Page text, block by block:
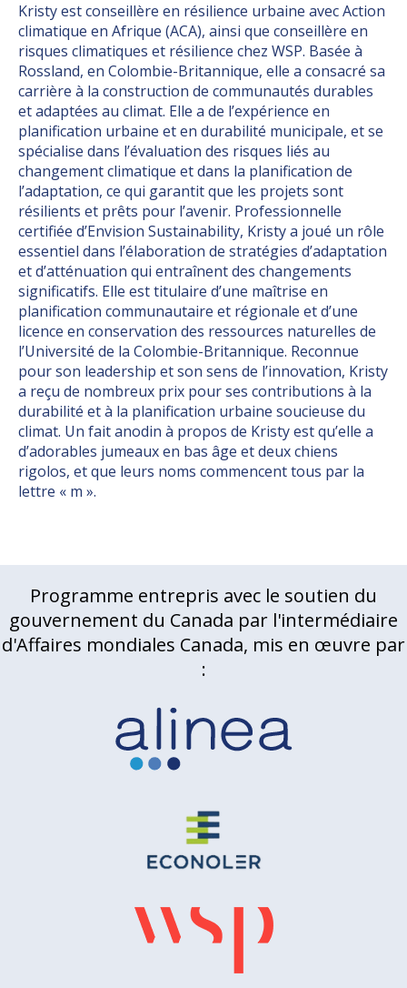
Kristy est conseillère en résilience urbaine avec Action
climatique en Afrique (ACA), ainsi que conseillère en
risques climatiques et résilience chez WSP. Basée à
Rossland, en Colombie-Britannique, elle a consacré sa
carrière à la construction de communautés durables
et adaptées au climat. Elle a de l’expérience en
planification urbaine et en durabilité municipale, et se
spécialise dans l’évaluation des risques liés au
changement climatique et dans la planification de
l’adaptation, ce qui garantit que les projets sont
résilients et prêts pour l’avenir. Professionnelle
certifiée d’Envision Sustainability, Kristy a joué un rôle
essentiel dans l’élaboration de stratégies d’adaptation
et d’atténuation qui entraînent des changements
significatifs. Elle est titulaire d’une maîtrise en
planification communautaire et régionale et d’une
licence en conservation des ressources naturelles de
l’Université de la Colombie-Britannique. Reconnue
pour son leadership et son sens de l’innovation, Kristy
a reçu de nombreux prix pour ses contributions à la
durabilité et à la planification urbaine soucieuse du
climat. Un fait anodin à propos de Kristy est qu’elle a
d’adorables jumeaux en bas âge et deux chiens
rigolos, et que leurs noms commencent tous par la
lettre « m ».
Programme entrepris avec le soutien du
gouvernement du Canada par l'intermédiaire
d'Affaires mondiales Canada, mis en œuvre par
: